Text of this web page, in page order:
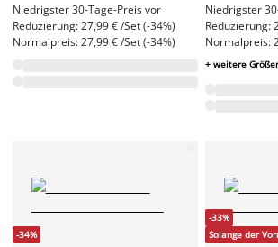
Niedrigster 30-Tage-Preis vor
Reduzierung: 27,99 € /Set (-34%)
Normalpreis: 27,99 € /Set (-34%)
Niedrigster
Reduzierung:
Normalpreis:
+ weitere
-34%
-33%
Solange der